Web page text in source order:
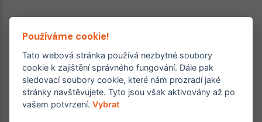
Ordinace roku
Rehabilitační ordinace
2. místo – 2017/2019
Používáme cookie!
Tato webová stránka používá nezbytné soubory
cookie k zajištění správného fungování. Dále pak
sledovací soubory cookie, které nám prozradí jaké
stránky navštěvujete. Tyto jsou však aktivovány až po
vašem potvrzení.Vybrat